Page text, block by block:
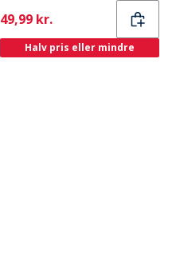
Current
49,99 kr.
Halv pris eller mindre